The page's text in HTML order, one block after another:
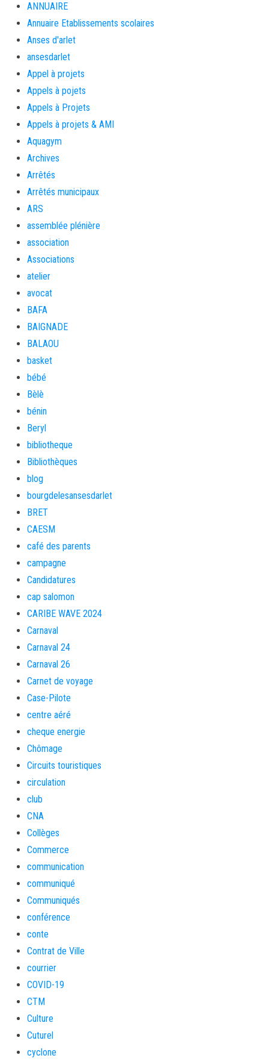
ANNUAIRE
Annuaire Etablissements scolaires
Anses d'arlet
ansesdarlet
Appel à projets
Appels à pojets
Appels à Projets
Appels à projets & AMI
Aquagym
Archives
Arrêtés
Arrêtés municipaux
ARS
assemblée plénière
association
Associations
atelier
avocat
BAFA
BAIGNADE
BALAOU
basket
bébé
Bèlè
bénin
Beryl
bibliotheque
Bibliothèques
blog
bourgdelesansesdarlet
BRET
CAESM
café des parents
campagne
Candidatures
cap salomon
CARIBE WAVE 2024
Carnaval
Carnaval 24
Carnaval 26
Carnet de voyage
Case-Pilote
centre aéré
cheque energie
Chômage
Circuits touristiques
circulation
club
CNA
Collèges
Commerce
communication
communiqué
Communiqués
conférence
conte
Contrat de Ville
courrier
COVID-19
CTM
Culture
Cuturel
cyclone